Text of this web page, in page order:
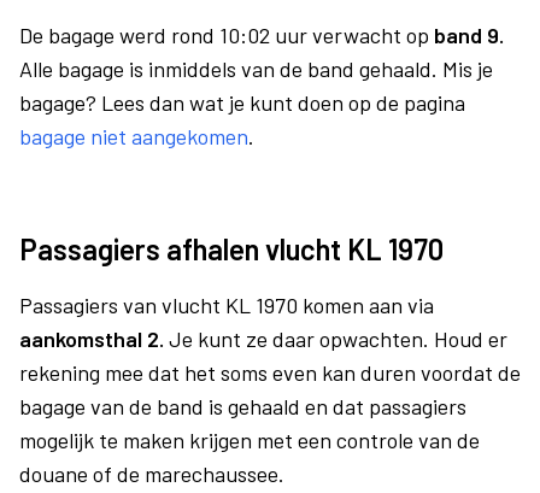
De bagage werd rond 10:02 uur verwacht op band 9.
Alle bagage is inmiddels van de band gehaald. Mis je
bagage? Lees dan wat je kunt doen op de pagina
bagage niet aangekomen.
Passagiers afhalen vlucht KL 1970
Passagiers van vlucht KL 1970 komen aan via
aankomsthal 2. Je kunt ze daar opwachten. Houd er
rekening mee dat het soms even kan duren voordat de
bagage van de band is gehaald en dat passagiers
mogelijk te maken krijgen met een controle van de
douane of de marechaussee.